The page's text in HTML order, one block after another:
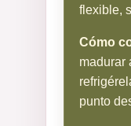
flexible,
Cómo
madurar
punto